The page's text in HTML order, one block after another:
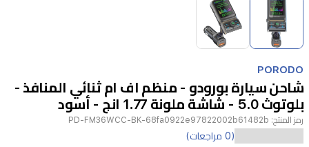
1
of
2
PORODO
شاحن سيارة بورودو - منظم اف ام ثنائي المنافذ -
بلوتوث 5.0 - شاشة ملونة 1.77 انج - أسود
رمز المنتج: PD-FM36WCC-BK-68fa0922e97822002b61482b
(0 مراجعات)